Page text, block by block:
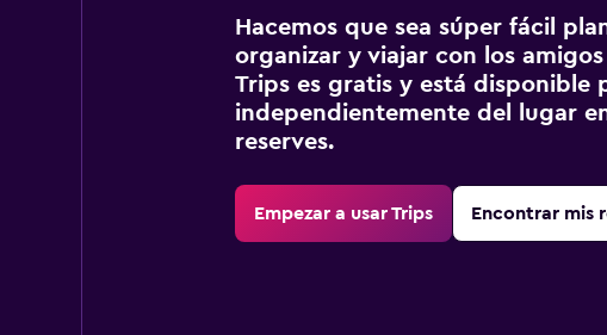
Hacemos que sea súper fácil
organizar y viajar con los
Trips es gratis y está disponible
independientemente del lugar
reserves.
Empezar a usar Trips Encontrar mis